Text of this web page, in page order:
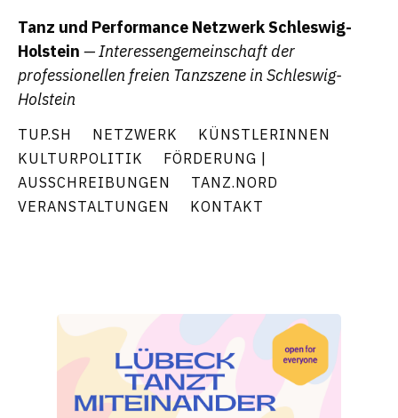
Tanz und Performance Netzwerk Schleswig-
Holstein — Interessengemeinschaft der
professionellen freien Tanzszene in Schleswig-
Holstein
TUP.SH NETZWERK
KÜNSTLERINNEN
KULTURPOLITIK
FÖRDERUNG |
AUSSCHREIBUNGEN
TANZ.NORD
VERANSTALTUNGEN
KONTAKT